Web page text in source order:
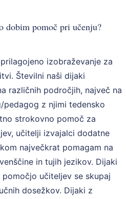
dobim pomoč pri učenju?
izobraževanje za
Številni naši dijaki
različnih področjih, največ na
pedagog z njimi tedensko
strokovno pomoč za
učitelji izvajalci dodatne
največkrat pomagam na
in tujih jezikov. Dijaki
učiteljev se skupaj
dosežkov. Dijaki z